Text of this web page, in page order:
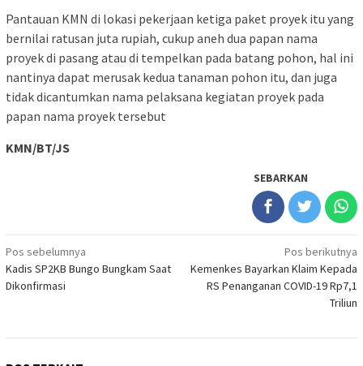
Pantauan KMN di lokasi pekerjaan ketiga paket proyek itu yang
bernilai ratusan juta rupiah, cukup aneh dua papan nama
proyek di pasang atau di tempelkan pada batang pohon, hal ini
nantinya dapat merusak kedua tanaman pohon itu, dan juga
tidak dicantumkan nama pelaksana kegiatan proyek pada
papan nama proyek tersebut
KMN/BT/JS
SEBARKAN
Navigasi
pos
Pos sebelumnya
Kadis SP2KB Bungo Bungkam Saat
Dikonfirmasi
Pos berikutnya
Kemenkes Bayarkan Klaim Kepada
RS Penanganan COVID-19 Rp7,1
Triliun